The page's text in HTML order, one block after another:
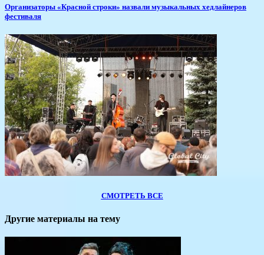
​Организаторы «Красной строки» назвали музыкальных хедлайнеров
фестиваля
СМОТРЕТЬ ВСЕ
Другие материалы на тему